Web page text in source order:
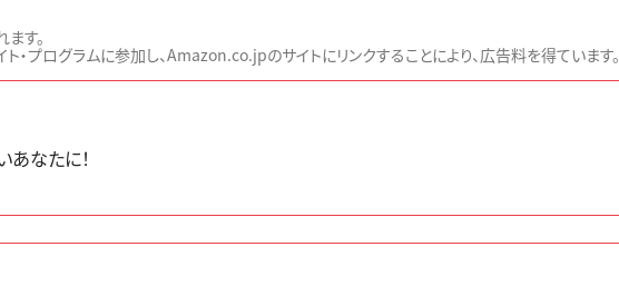
す。
プログラムに参加し、Amazon.co.jpのサイトにリンクすることにより、広告料を得ています。
あなたに！